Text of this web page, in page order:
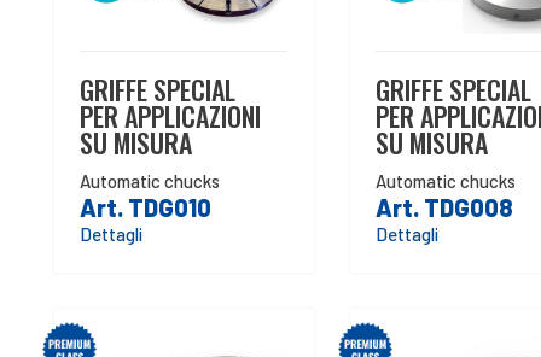
GRIFFE SPECIAL
PER APPLICAZIONI
SU MISURA
Automatic chucks
Art. TDG010
Dettagli
GRIFFE SPECIAL
PER
SU MISURA
Automatic chucks
Art. TDG008
Dettagli